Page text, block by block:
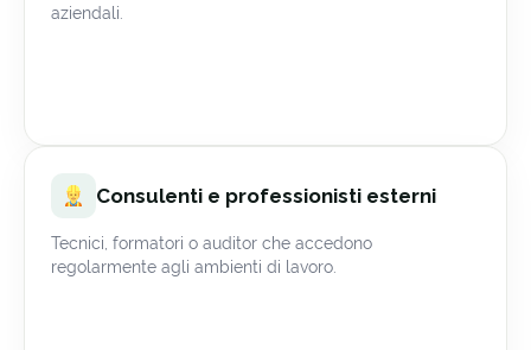
aziendali.
Consulenti e professionisti esterni
Tecnici, formatori o auditor che accedono
regolarmente agli ambienti di lavoro.